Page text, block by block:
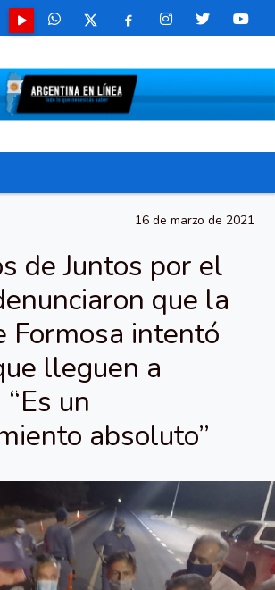
16 de marzo de 2021
de Juntos por el
que la
Formosa intentó
lleguen a
un
absoluto”